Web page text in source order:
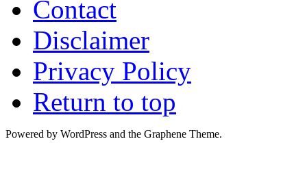
Contact
Disclaimer
Privacy Policy
Return to top
Powered by WordPress and the Graphene Theme.